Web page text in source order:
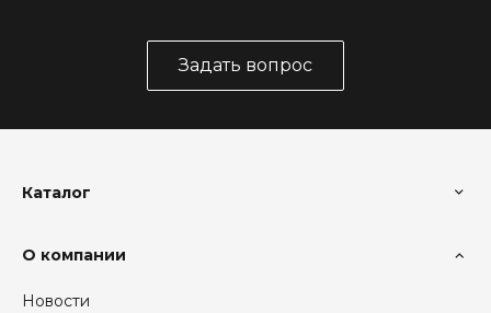
Задать вопрос
Каталог
О компании
Новости